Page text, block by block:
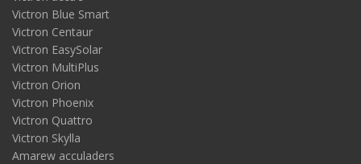
Victron Blue Smart
Victron Centaur
Victron EasySolar
Victron MultiPlus
Victron Orion
Victron Phoenix
Victron Quattro
Victron Skylla
Amarew acculaders